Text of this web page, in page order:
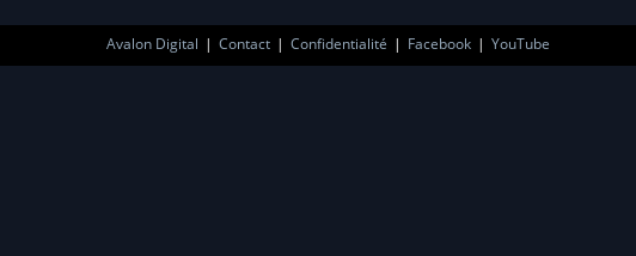
Avalon Digital Contact Confidentialité Facebook YouTube